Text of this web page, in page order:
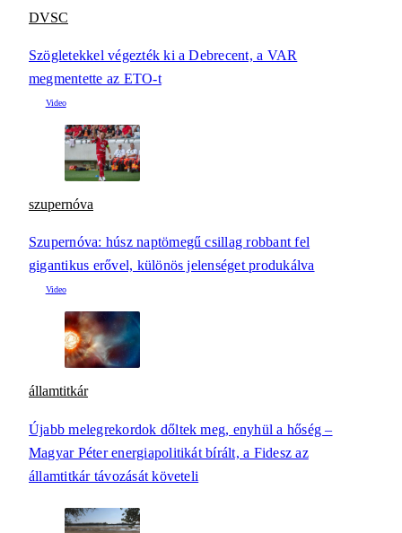
DVSC
Szögletekkel végezték ki a Debrecent, a VAR
megmentette az ETO-t
szupernóva
Szupernóva: húsz naptömegű csillag robbant fel
gigantikus erővel, különös jelenséget produkálva
államtitkár
Újabb melegrekordok dőltek meg, enyhül a hőség –
Magyar Péter energiapolitikát bírált, a Fidesz az
államtitkár távozását követeli